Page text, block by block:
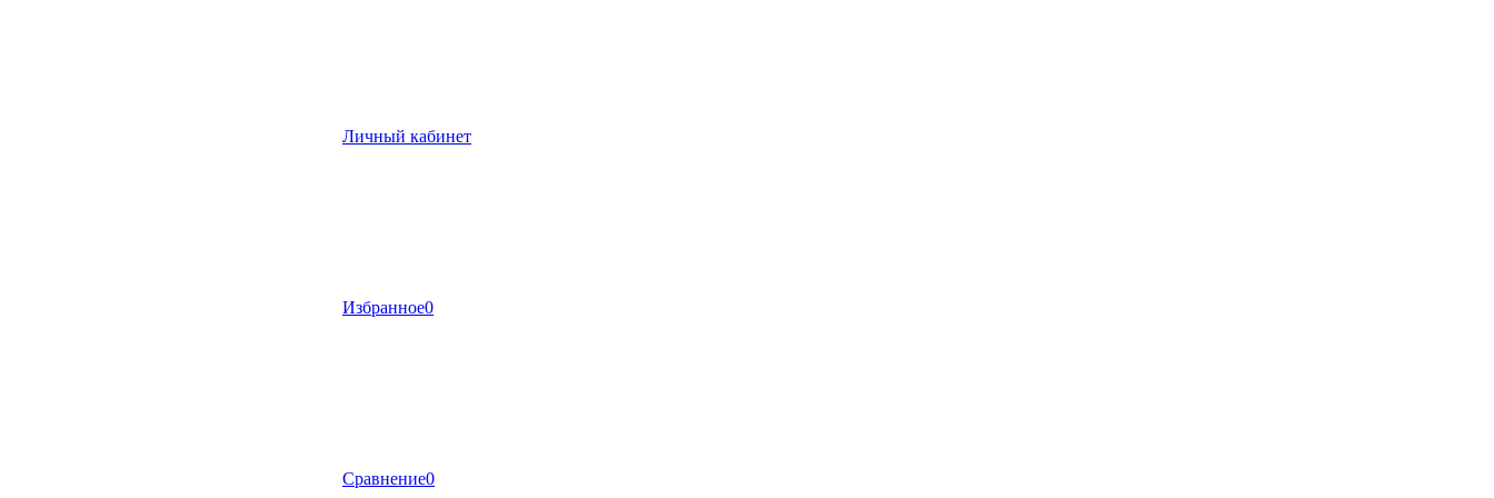
Личный кабинет
Избранное0
Сравнение0